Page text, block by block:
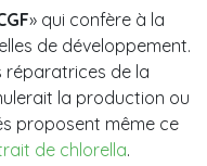
» qui confère à la
de développement.
réparatrices de la
la production ou
proposent même ce
de chlorella.